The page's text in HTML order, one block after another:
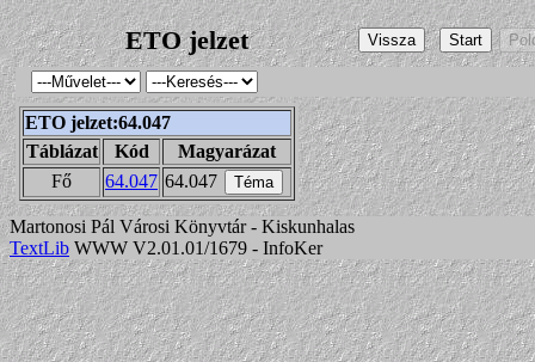
ETO jelzet
ETO jelzet:64.047
Táblázat
Kód
Magyarázat
Fő
64.047 64.047
Martonosi Pál Városi Könyvtár - Kiskunhalas
TextLib WWW V2.01.01/1679 - InfoKer